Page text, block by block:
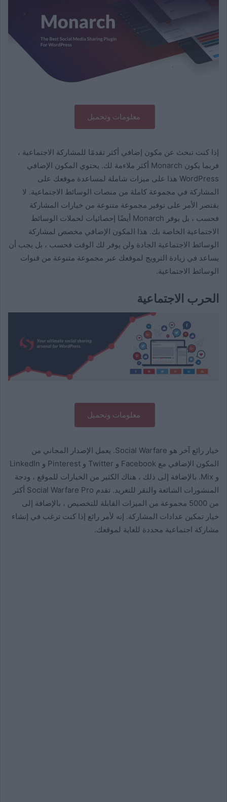
معلومات وتحميل
إذا كنت تبحث عن مكون إضافي أكثر تقدمًا للمشاركة الاجتماعية ،
فربما يكون Monarch أكثر ملاءمة لك. يحتوي المكون الإضافي
WordPress هذا على ميزات شاملة لمساعدة موقعك على
المشاركة في مجموعة كاملة من منصات الوسائط الاجتماعية. لا
يقتصر الأمر على توفير مجموعة متنوعة من خيارات المشاركة
فحسب ، بل يوفر Monarch أيضًا إحصائيات لحملات الوسائط
الاجتماعية الخاصة بك. هذا المكون الإضافي مخصص لمشاركة
الوسائط الاجتماعية الجادة ولن يوفر لك الوقت فحسب ، بل يجب أن
يساعد في زيادة الترويج لموقعك عبر مجموعة متنوعة من قنوات
الوسائط الاجتماعية.
الحرب الاجتماعية
معلومات وتحميل
خيار رائع آخر هو Social Warfare. يعمل الإصدار المجاني من
المكون الإضافي مع Facebook و Twitter و Pinterest و LinkedIn
و Mix. بالإضافة إلى ذلك ، هناك الكثير من الخيارات للموقع ، ودجة
المنشورات الشائعة والنقر للتغريد. تقدم Social Warfare Pro أكثر
من 5000 مجموعة من الميزات القابلة للتخصيص ، بالإضافة إلى
خيار تمكين عدادات المشاركة. إنه لأمر رائع إذا كنت ترغب في إنشاء
مشاركة اجتماعية محددة للغاية لموقعك.